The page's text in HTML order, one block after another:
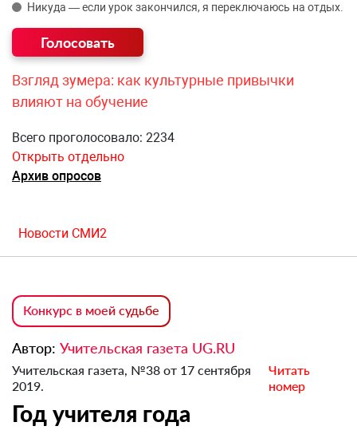
Никуда — если урок закончился, я переключаюсь на отдых.
Взгляд зумера: как культурные привычки
влияют на обучение
Всего проголосовало: 2234
Открыть отдельно
Архив опросов
Новости СМИ2
Конкурс в моей судьбе
Автор: Учительская газета UG.RU
Учительская газета, №38 от 17 сентября
2019.
Читать
номер
Год учителя года